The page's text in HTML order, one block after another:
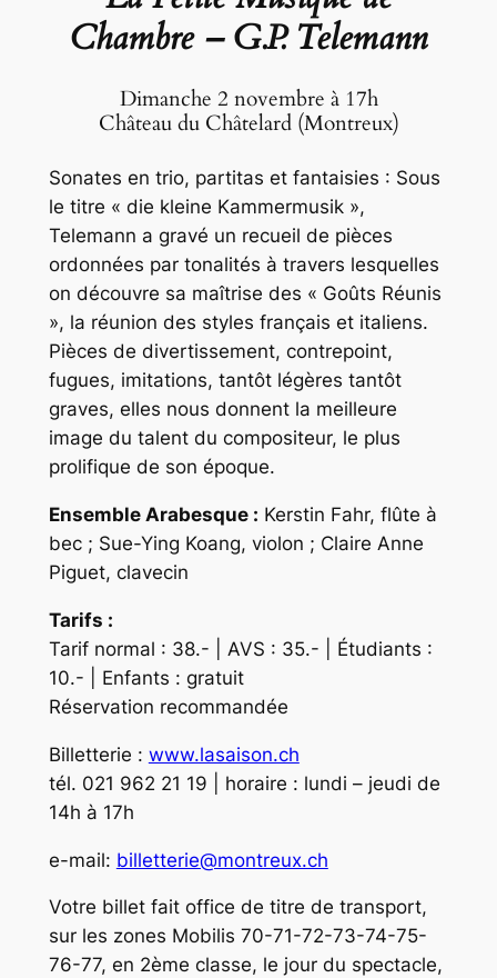
Chambre – G.P. Telemann
Dimanche 2 novembre à 17h
Château du Châtelard (Montreux)
Sonates en trio, partitas et fantaisies : Sous
le titre « die kleine Kammermusik »,
Telemann a gravé un recueil de pièces
ordonnées par tonalités à travers lesquelles
on découvre sa maîtrise des « Goûts Réunis
», la réunion des styles français et italiens.
Pièces de divertissement, contrepoint,
fugues, imitations, tantôt légères tantôt
graves, elles nous donnent la meilleure
image du talent du compositeur, le plus
prolifique de son époque.
Ensemble Arabesque : Kerstin Fahr, flûte à
bec ; Sue-Ying Koang, violon ; Claire Anne
Piguet, clavecin
Tarifs :
Tarif normal : 38.- | AVS : 35.- | Étudiants :
10.- | Enfants : gratuit
Réservation recommandée
Billetterie : www.lasaison.ch
tél. 021 962 21 19 | horaire : lundi – jeudi de
14h à 17h
e-mail: billetterie@montreux.ch
Votre billet fait office de titre de transport,
sur les zones Mobilis 70-71-72-73-74-75-
76-77, en 2ème classe, le jour du spectacle,